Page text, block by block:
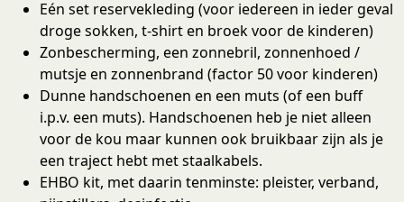
Eén set reservekleding (voor iedereen in ieder geval
droge sokken, t-shirt en broek voor de kinderen)
Zonbescherming, een zonnebril, zonnenhoed /
mutsje en zonnenbrand (factor 50 voor kinderen)
Dunne handschoenen en een muts (of een buff
i.p.v. een muts). Handschoenen heb je niet alleen
voor de kou maar kunnen ook bruikbaar zijn als je
een traject hebt met staalkabels.
EHBO kit, met daarin tenminste: pleister, verband,